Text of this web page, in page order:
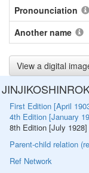
Pronounciation
Another name
View a digital
First Edition [April
4th Edition [January
8th Edition [July 1928]
Parent-child relation
Ref Network